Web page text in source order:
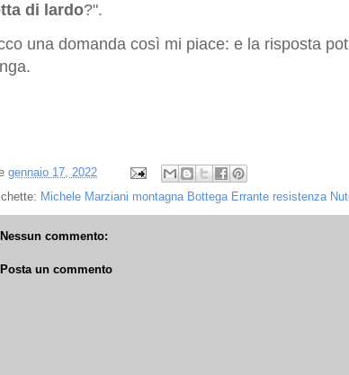
di lardo?".
una domanda così mi piace: e la risposta
gennaio 17, 2022
Michele Marziani montagna Bottega Errante resistenza
Nessun commento:
Posta un commento